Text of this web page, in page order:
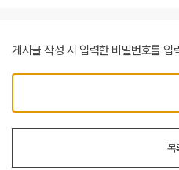
게시글 작성 시 입력한 비밀번호를 입
목